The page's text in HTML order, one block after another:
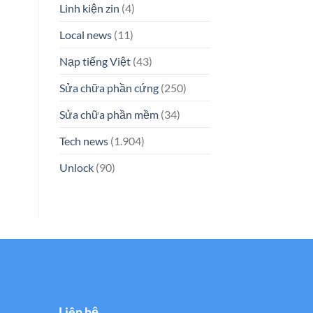
Linh kiện zin (4)
Local news(11)
Nạp tiếng Việt(43)
Sửa chữa phần cứng(250)
Sửa chữa phần mềm(34)
Tech news(1.904)
Unlock(90)